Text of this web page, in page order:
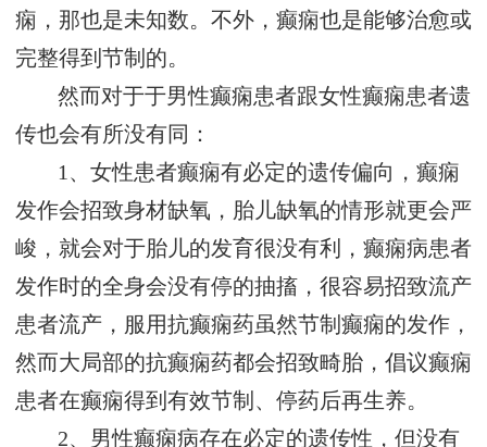
痫，那也是未知数。不外，癫痫也是能够治愈或
完整得到节制的。
然而对于于男性癫痫患者跟女性癫痫患者遗
传也会有所没有同：
1、女性患者癫痫有必定的遗传偏向，癫痫
发作会招致身材缺氧，胎儿缺氧的情形就更会严
峻，就会对于胎儿的发育很没有利，癫痫病患者
发作时的全身会没有停的抽搐，很容易招致流产
患者流产，服用抗癫痫药虽然节制癫痫的发作，
然而大局部的抗癫痫药都会招致畸胎，倡议癫痫
患者在癫痫得到有效节制、停药后再生养。
2、男性癫痫病存在必定的遗传性，但没有